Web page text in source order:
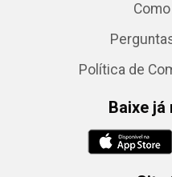
Política de
Baixe já